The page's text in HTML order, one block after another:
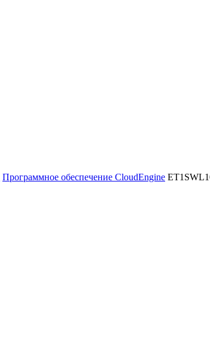
Программное обеспечение CloudEngine